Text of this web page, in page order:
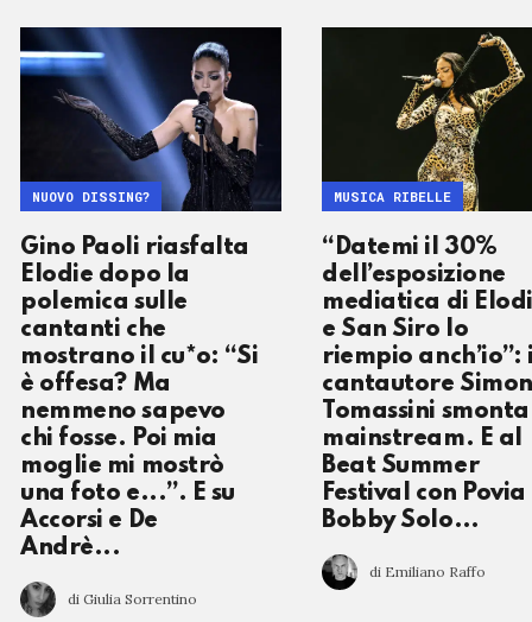
Gino Paoli riasfalta
Elodie dopo la
polemica sulle
cantanti che
mostrano il cu*o: “Si
è offesa? Ma
nemmeno sapevo
chi fosse. Poi mia
moglie mi mostrò
una foto e...”. E su
Accorsi e De
Andrè...
di Giulia Sorrentino
NUOVO DISSING?
“Datemi il 30%
dell’esposizione
mediatica di
e San Siro lo
riempio anch’io”:
cantautore
Tomassini
mainstream. E al
Beat Summer
Festival con Povia
Bobby Solo…
di Emiliano Raffo
MUSICA RIBELLE